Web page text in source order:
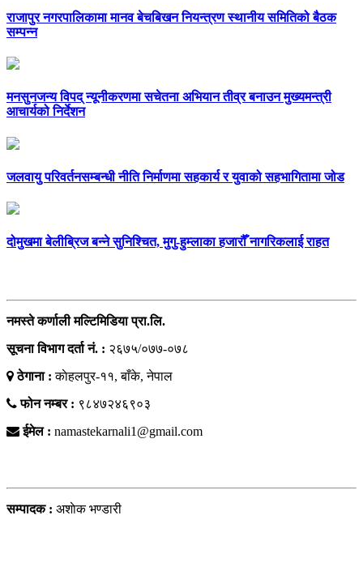
राजापुर नगरपालिकामा मानव बेचबिखन नियन्त्रण स्थानीय समितिको बैठक
सम्पन्न
मनसुनजन्य विपद् न्यूनीकरणमा सचेतना अभियान तीव्र बनाउन मुख्यमन्त्री
आचार्यको निर्देशन
जलवायु परिवर्तनसम्बन्धी नीति निर्माणमा सहकार्य र युवाको सहभागितामा जोड
दोमुखमा बेलीब्रिज बन्ने सुनिश्चित, मुगु-हुम्लाका हजारौँ नागरिकलाई राहत
नमस्ते कर्णाली मल्टिमिडिया प्रा.लि.
सूचना विभाग दर्ता नं. : २६७५/०७७-०७८
ठेगाना :काेहलपुर-११, बाँके, नेपाल
फोन नम्बर : ९८४७२४६९०३
ईमेल : namastekarnali1@gmail.com
सम्पादक : अशाेक भण्डारी